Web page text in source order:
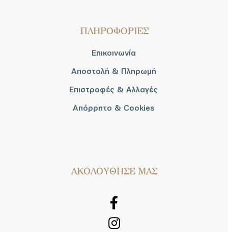
ΠΛΗΡΟΦΟΡΙΕΣ
Επικοινωνία
Αποστολή & Πληρωμή
Επιστροφές & Αλλαγές
Απόρρητο & Cookies
AΚΟΛΟΥΘΗΣΕ ΜΑΣ